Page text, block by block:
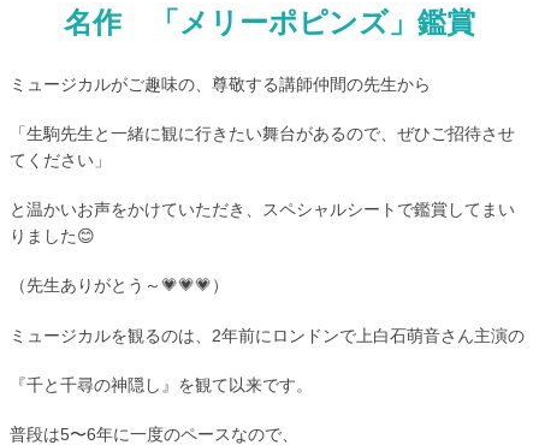
名作 「メリーポピンズ」鑑賞
ミュージカルがご趣味の、尊敬する講師仲間の先生から
「生駒先生と一緒に観に行きたい舞台があるので、ぜひご招待させ
てください」
と温かいお声をかけていただき、スペシャルシートで鑑賞してまい
りました😊
（先生ありがとう～💗💗💗）
ミュージカルを観るのは、2年前にロンドンで上白石萌音さん主演の
『千と千尋の神隠し』を観て以来です。
普段は5〜6年に一度のペースなので、